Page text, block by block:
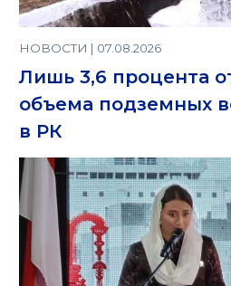
НОВОСТИ | 07.08.2026
Лишь 3,6 процента
объема подземных
в РК